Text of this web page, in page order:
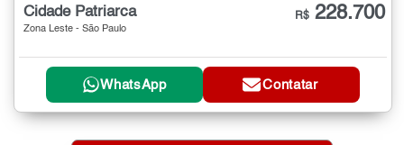
Cidade Patriarca
Zona Leste - São Paulo
R$ 228.700
WhatsApp Contatar